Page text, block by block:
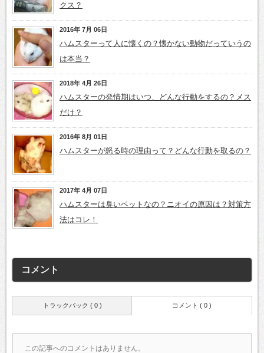
クス？
2016年 7月 06日
ハムスターって人に懐くの？懐かない動物だっていうの
は本当？
2018年 4月 26日
ハムスターの発情期はいつ、どんな行動をするの？メス
だけ？
2016年 8月 01日
ハムスターが怒る時の理由って？どんな行動を取るの？
2017年 4月 07日
ハムスターは臭いペットなの？ニオイの原因は？対策方
法はコレ！
コメント
トラックバック ( 0 ) コメント ( 0 )
この記事へのコメントはありません。